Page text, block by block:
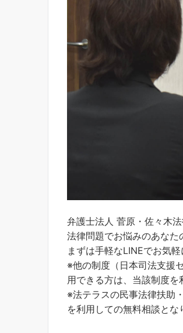
弁護士法人 菅原・佐々木
法律問題でお悩みのあなた
まずは手軽なLINEでお気軽
※他の制度（日本司法支援
用できる方は、当該制度を
※法テラスの民事法律扶助
を利用しての無料相談とな